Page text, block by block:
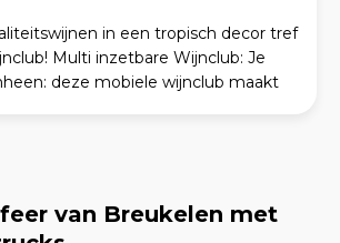
in een tropisch decor tref
Multi inzetbare Wijnclub: Je
deze mobiele wijnclub maakt
van Breukelen met